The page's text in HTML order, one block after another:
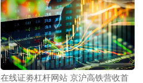
在线证劵杠杆网站 京沪高铁营收首